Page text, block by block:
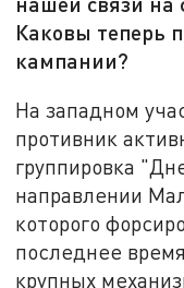
Каковы теперь
кампании?
На западном
противник
группировка
направлении
которого
последнее
крупных